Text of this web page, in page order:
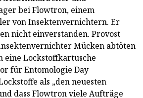
bei Flowtron, einem
von Insektenvernichtern. Er
nicht einverstanden. Provost
Mücken abtöten
eine Lockstoffkartusche
für Entomologie Day
als „den neuesten
dass Flowtron viele Aufträge